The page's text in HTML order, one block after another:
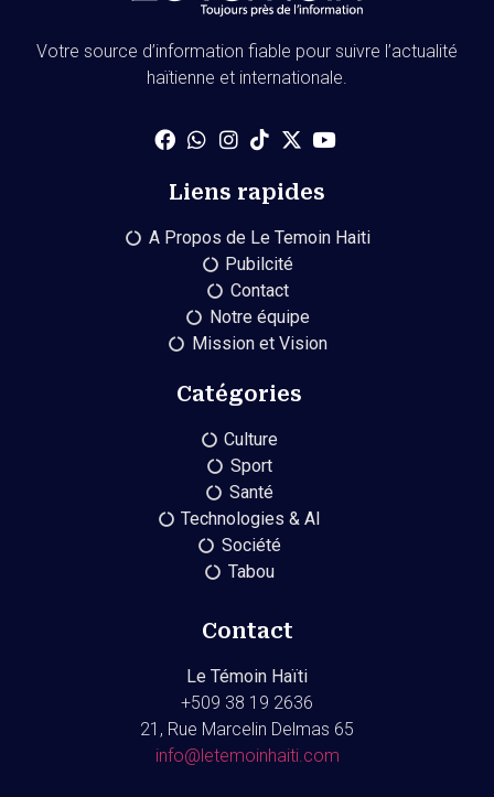
Votre source d’information fiable pour suivre l’actualité
haïtienne et internationale.
Liens rapides
A Propos de Le Temoin Haiti
Pubilcité
Contact
Notre équipe
Mission et Vision
Catégories
Culture
Sport
Santé
Technologies & AI
Société
Tabou
Contact
Le Témoin Haïti
+509 38 19 2636
21, Rue Marcelin Delmas 65
info@letemoinhaiti.com